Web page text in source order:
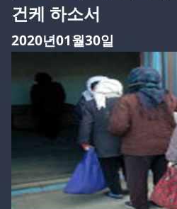
건케 하소서
2020년01월30일